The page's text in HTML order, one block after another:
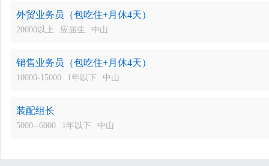
外贸业务员（包吃住+月休4天）
20000以上 应届生 中山
销售业务员（包吃住+月休4天）
10000-15000 1年以下 中山
装配组长
5000--6000 1年以下 中山